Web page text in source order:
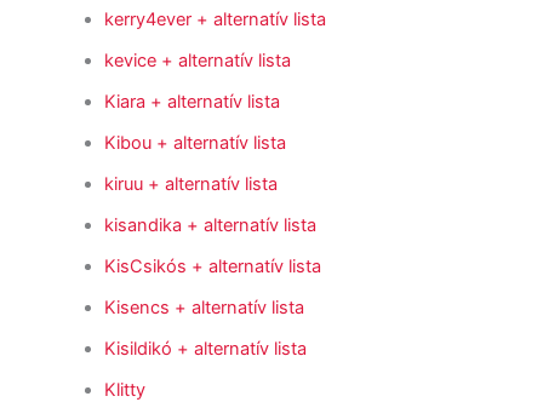
kerry4ever + alternatív lista
kevice + alternatív lista
Kiara + alternatív lista
Kibou + alternatív lista
kiruu + alternatív lista
kisandika + alternatív lista
KisCsikós + alternatív lista
Kisencs + alternatív lista
Kisildikó + alternatív lista
Klitty